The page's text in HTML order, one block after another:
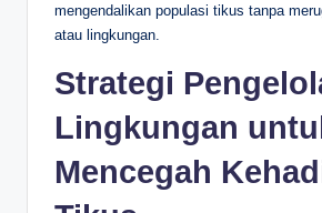
mengendalikan populasi tikus tanpa
atau lingkungan.
Strategi
Lingkungan
Mencegah